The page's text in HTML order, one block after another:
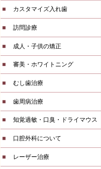
カスタマイズ入れ歯
訪問診療
成人・子供の矯正
審美・ホワイトニング
むし歯治療
歯周病治療
知覚過敏・口臭・ドライマウス
口腔外科について
レーザー治療